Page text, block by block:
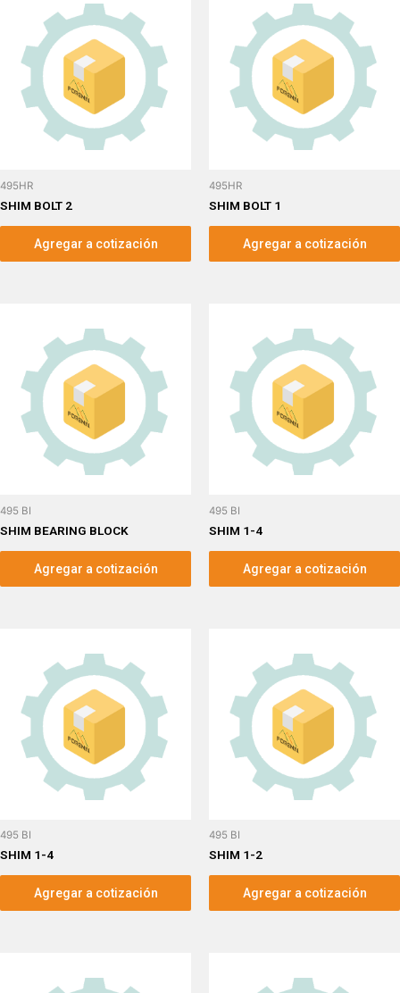
495HR
SHIM BOLT 2
Agregar a cotización
495HR
SHIM BOLT 1
Agregar a cotización
495 BI
SHIM BEARING BLOCK
Agregar a cotización
495 BI
SHIM 1-4
Agregar a cotización
495 BI
SHIM 1-4
Agregar a cotización
495 BI
SHIM 1-2
Agregar a cotización